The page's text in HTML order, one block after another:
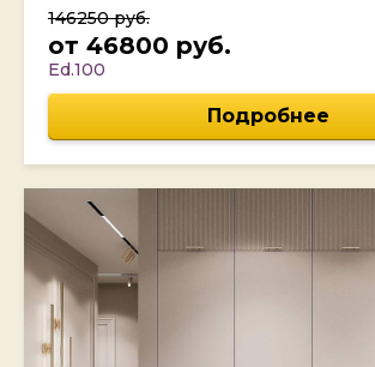
146250 руб.
от 46800 руб.
Ed.100
Подробнее